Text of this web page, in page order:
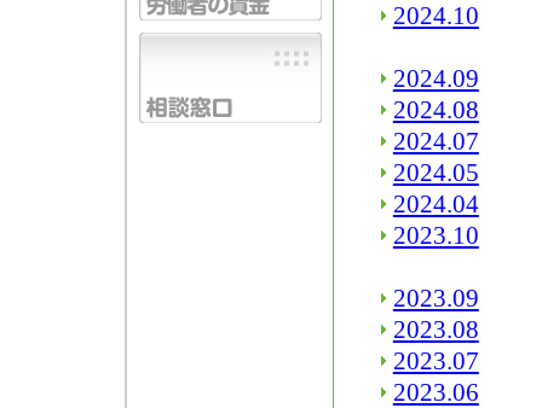
2024.10
2024.09
2024.08
2024.07
2024.05
2024.04
2023.10
2023.09
2023.08
2023.07
2023.06